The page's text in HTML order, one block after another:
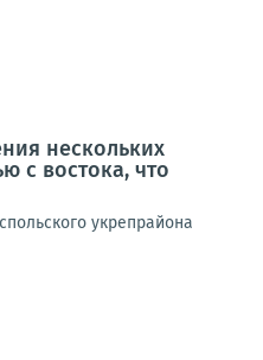
нескольких
с востока, что
укрепрайона